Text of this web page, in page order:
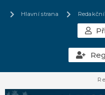
Hlavní strana